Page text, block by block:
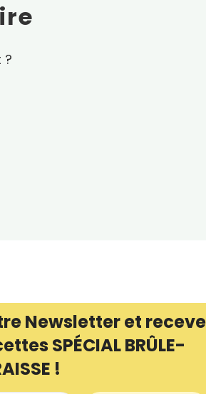
?
Newsletter et
SPÉCIAL BRÛLE-
!